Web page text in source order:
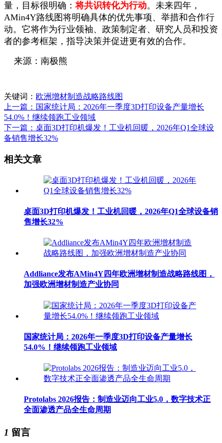
量，目标很明确：将共识转化为行动。未来四年，
AMin4Y路线图将明确具体的优先事项、举措和合作行
动。它将作为行业领袖、政策制定者、研究人员和投资
者的参考框架，指导决策并促进更有效的合作。
来源：南极熊
关键词： 欧洲增材制造战略路线图
上一篇：国家统计局：2026年一季度3D打印设备产量增长
54.0%！继续领跑工业领域
下一篇：桌面3D打印机爆发！工业机回暖，2026年Q1全球设
备销售增长32%
相关文章
桌面3D打印机爆发！工业机回暖，2026年Q1全球设备销
售增长32%
Addliance发布AMin4Y四年欧洲增材制造战略路线图，
加强欧洲增材制造产业协同
国家统计局：2026年一季度3D打印设备产量增长
54.0%！继续领跑工业领域
Protolabs 2026报告：制造业迈向工业5.0，数字技术正
全面渗透产品全生命周期
1 留言